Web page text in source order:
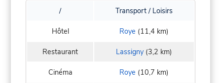
/ Transport / Loisirs
Hôtel Roye (11,4 km)
Restaurant Lassigny (3,2 km)
Cinéma Roye (10,7 km)